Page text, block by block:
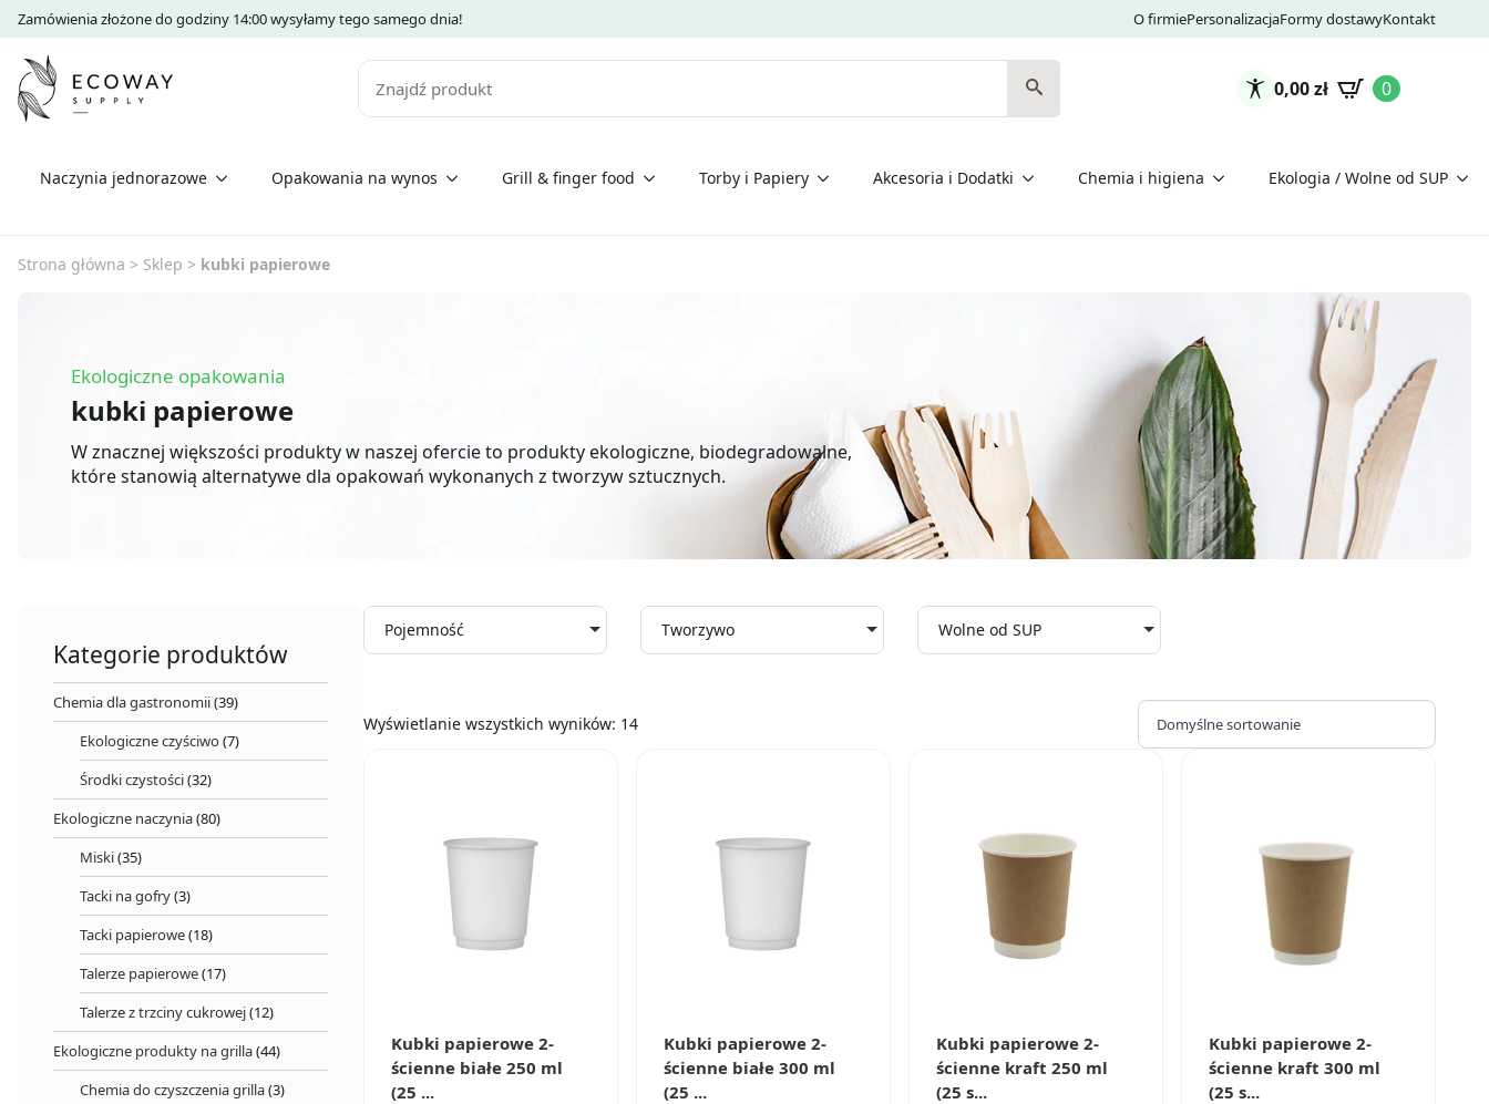
Zamówienia złożone do godziny 14:00 wysyłamy tego samego dnia! O firmiePersonalizacjaFormy dostawyKontakt
Szukaj
0,00zł 0
Naczynia jednorazowe Opakowania na wynos Grill & finger food Torby i Papiery Akcesoria i Dodatki Chemia i higiena Ekologia / Wolne od SUP
Strona główna > Sklep > kubki papierowe
Ekologiczne opakowania
kubki papierowe
W znacznej większości produkty w naszej ofercie to produkty ekologiczne, biodegradowalne,
które stanowią alternatywe dla opakowań wykonanych z tworzyw sztucznych.
Kategorie produktów
Chemia dla gastronomii(39)
Ekologiczne czyściwo(7)
Środki czystości(32)
Ekologiczne naczynia(80)
Miski(35)
Tacki na gofry(3)
Tacki papierowe(18)
Talerze papierowe(17)
Talerze z trzciny cukrowej(12)
Ekologiczne produkty na grilla(44)
Chemia do czyszczenia grilla(3)
Pojemność Tworzywo Wolne od SUP
Wyświetlanie wszystkich wyników: 14
Kubki papierowe 2-
ścienne białe 250 ml
(25 ...
Kubki papierowe 2-
ścienne białe 300 ml
(25 ...
Kubki papierowe 2-
ścienne kraft 250 ml
(25 s...
Kubki papierowe 2-
ścienne kraft 300 ml
(25 s...